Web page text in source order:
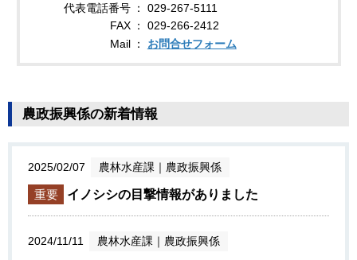
代表電話番号
029-267-5111
FAX
029-266-2412
Mail
お問合せフォーム
農政振興係の新着情報
2025/02/07 農林水産課 ｜ 農政振興係
重要 イノシシの目撃情報がありました
2024/11/11 農林水産課 ｜ 農政振興係